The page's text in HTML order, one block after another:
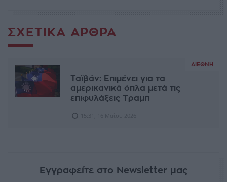
ΣΧΕΤΙΚΆ ΆΡΘΡΑ
ΔΙΕΘΝΉ
Ταϊβάν: Επιμένει για τα
αμερικανικά όπλα μετά τις
επιφυλάξεις Τραμπ
Εγγραφείτε στο Newsletter μας